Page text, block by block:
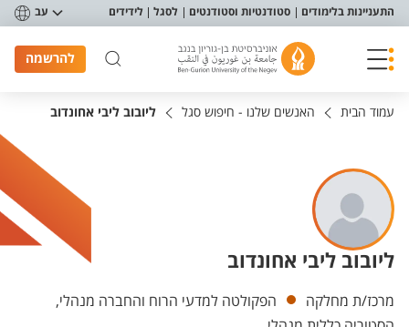
תפריט נגישות
התעניינות בלימודים סטודנטיות וסטודנטים לסגל לידידים עב
להרשמה
עמוד הבית האנשים שלנו - חיפוש סגל ליובוב ליבי אחונדוב
ליובוב ליבי אחונדוב
יחידות
מרכז/ת מחלקה
הפקולטה למדעי הרוח והחברה מנהלי,